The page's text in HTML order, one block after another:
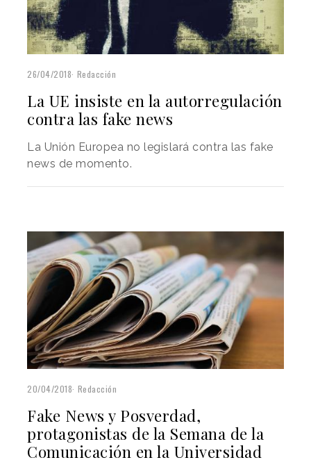
26/04/2018 Redacción
La UE insiste en la autorregulación
contra las fake news
La Unión Europea no legislará contra las fake
news de momento.
20/04/2018 Redacción
Fake News y Posverdad,
protagonistas de la Semana de la
Comunicación en la Universidad